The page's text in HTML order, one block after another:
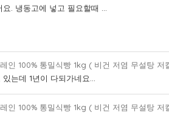
. 냉동고에 넣고 필요할때 ...
인 100% 통밀식빵 1kg ( 비건 저염 무설탕 저
는데 1년이 다되가네요...
인 100% 통밀식빵 1kg ( 비건 저염 무설탕 저